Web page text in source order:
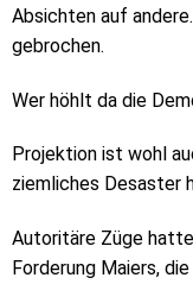
Absichten auf
gebrochen.
Wer höhlt da die
Projektion ist wohl
ziemliches Desaster
Autoritäre Züge
Forderung Maiers,